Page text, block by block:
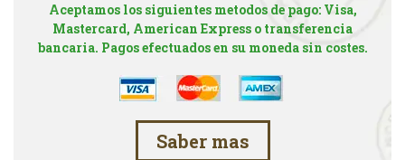
Aceptamos los siguientes metodos de pago: Visa,
Mastercard, American Express o transferencia
bancaria. Pagos efectuados en su moneda sin costes.
Saber mas